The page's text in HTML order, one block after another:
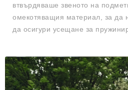
втвърдяваше звеното на
омекотяващия материал, за да
да осигури усещане за